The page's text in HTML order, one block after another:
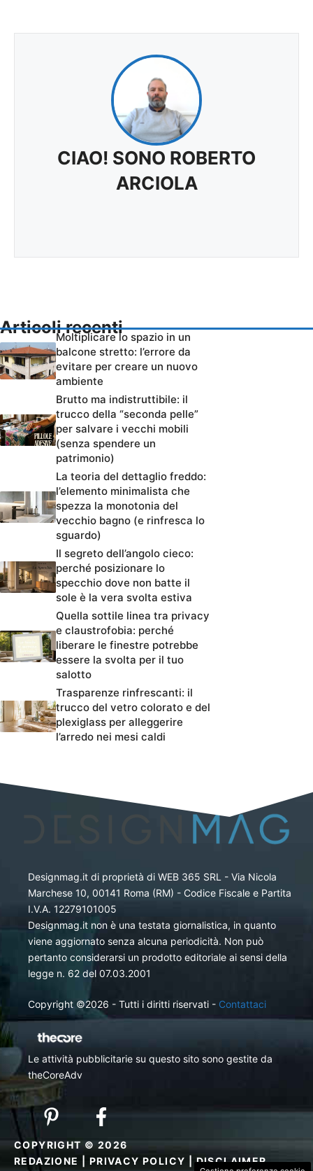
CIAO! SONO ROBERTO
ARCIOLA
Articoli recenti
Moltiplicare lo spazio in un
balcone stretto: l’errore da
evitare per creare un nuovo
ambiente
Brutto ma indistruttibile: il
trucco della “seconda pelle”
per salvare i vecchi mobili
(senza spendere un
patrimonio)
La teoria del dettaglio freddo:
l’elemento minimalista che
spezza la monotonia del
vecchio bagno (e rinfresca lo
sguardo)
Il segreto dell’angolo cieco:
perché posizionare lo
specchio dove non batte il
sole è la vera svolta estiva
Quella sottile linea tra privacy
e claustrofobia: perché
liberare le finestre potrebbe
essere la svolta per il tuo
salotto
Trasparenze rinfrescanti: il
trucco del vetro colorato e del
plexiglass per alleggerire
l’arredo nei mesi caldi
Designmag.it di proprietà di WEB 365 SRL - Via Nicola
Marchese 10, 00141 Roma (RM) - Codice Fiscale e Partita
I.V.A. 12279101005
Designmag.it non è una testata giornalistica, in quanto
viene aggiornato senza alcuna periodicità. Non può
pertanto considerarsi un prodotto editoriale ai sensi della
legge n. 62 del 07.03.2001
Copyright ©2026 - Tutti i diritti riservati - Contattaci
Le attività pubblicitarie su questo sito sono gestite da
theCoreAdv
COPYRIGHT © 2026
REDAZIONE
PRIVACY POLICY |DISCLAIMER